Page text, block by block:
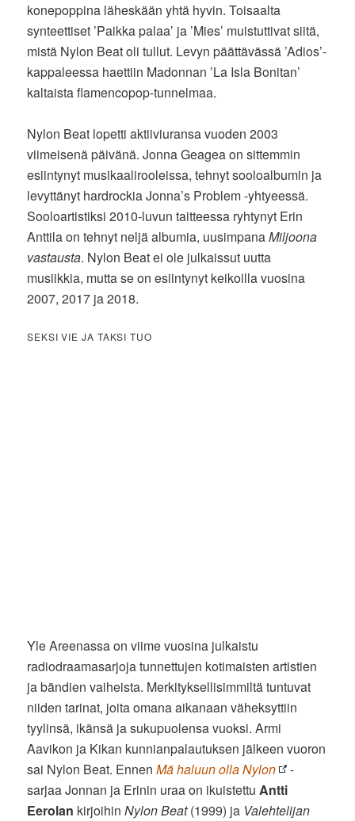
konepoppina läheskään yhtä hyvin. Toisaalta
synteettiset ’Paikka palaa’ ja ’Mies’ muistuttivat siitä,
mistä Nylon Beat oli tullut. Levyn päättävässä ’Adios’-
kappaleessa haettiin Madonnan ’La Isla Bonitan’
kaltaista flamencopop-tunnelmaa.
Nylon Beat lopetti aktiiviuransa vuoden 2003
viimeisenä päivänä. Jonna Geagea on sittemmin
esiintynyt musikaalirooleissa, tehnyt sooloalbumin ja
levyttänyt hardrockia Jonna’s Problem -yhtyeessä.
Sooloartistiksi 2010-luvun taitteessa ryhtynyt Erin
Anttila on tehnyt neljä albumia, uusimpanaMiljoona
vastausta. Nylon Beat ei ole julkaissut uutta
musiikkia, mutta se on esiintynyt keikoilla vuosina
2007, 2017 ja 2018.
SEKSI VIE JA TAKSI TUO
Yle Areenassa on viime vuosina julkaistu
radiodraamasarjoja tunnettujen kotimaisten artistien
ja bändien vaiheista. Merkityksellisimmiltä tuntuvat
niiden tarinat, joita omana aikanaan väheksyttiin
tyylinsä, ikänsä ja sukupuolensa vuoksi. Armi
Aavikon ja Kikan kunnianpalautuksen jälkeen vuoron
sai Nylon Beat. EnnenMä haluun olla Nylon
-
sarjaa Jonnan ja Erinin uraa on ikuistettuAntti
Eerolan kirjoihinNylon Beat(1999) ja Valehtelijan